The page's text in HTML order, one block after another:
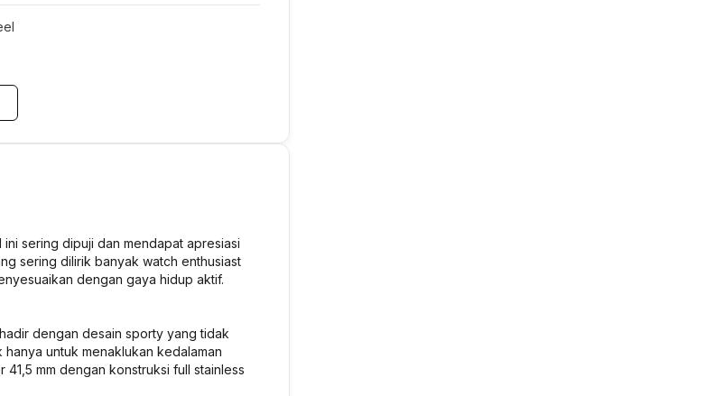
sering dipuji dan mendapat apresiasi
sering dilirik banyak watch enthusiast
dengan gaya hidup aktif.
dengan desain sporty yang tidak
untuk menaklukan kedalaman
mm dengan konstruksi full stainless